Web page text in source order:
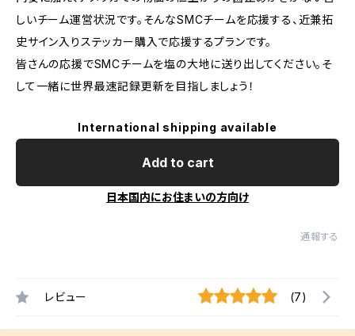
しいチーム運営状況です。そんなSMCチームを応援する、近兼拓
史サイン入りステッカー購入で応援するプランです。
皆さんの応援でSMCチームを塩の大地に送り出してください。そ
して一緒に世界最速記録更新を目指しましょう！
International shipping available
Add to cart
日本国内にお住まいの方向け
通報する
レビュー (7)